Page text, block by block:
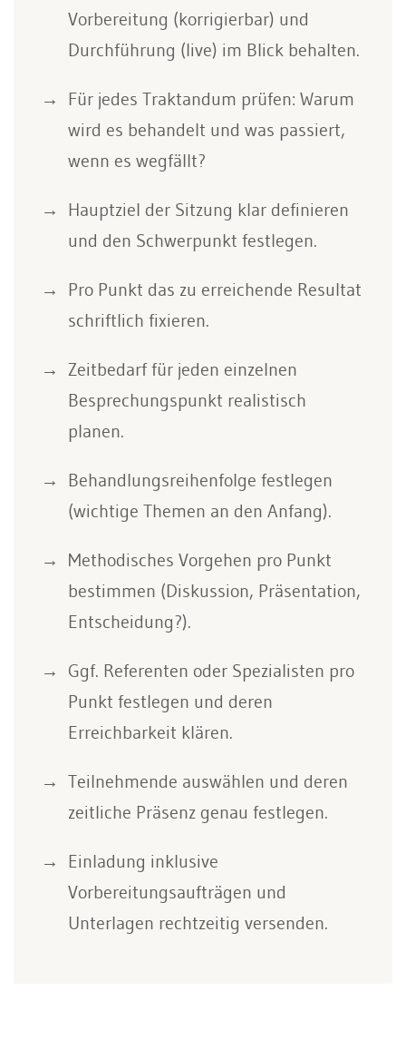
Vorbereitung (korrigierbar) und
Durchführung (live) im Blick behalten.
Für jedes Traktandum prüfen: Warum
wird es behandelt und was passiert,
wenn es wegfällt?
Hauptziel der Sitzung klar definieren
und den Schwerpunkt festlegen.
Pro Punkt das zu erreichende Resultat
schriftlich fixieren.
Zeitbedarf für jeden einzelnen
Besprechungspunkt realistisch
planen.
Behandlungsreihenfolge festlegen
(wichtige Themen an den Anfang).
Methodisches Vorgehen pro Punkt
bestimmen (Diskussion, Präsentation,
Entscheidung?).
Ggf. Referenten oder Spezialisten pro
Punkt festlegen und deren
Erreichbarkeit klären.
Teilnehmende auswählen und deren
zeitliche Präsenz genau festlegen.
Einladung inklusive
Vorbereitungsaufträgen und
Unterlagen rechtzeitig versenden.